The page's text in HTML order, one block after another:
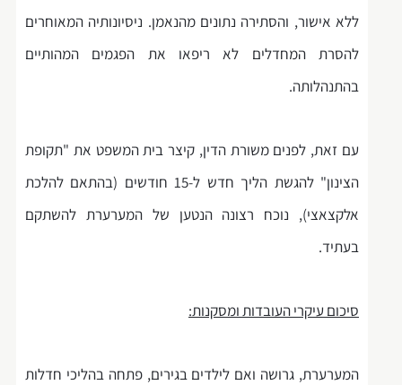
ללא אישור, והסתירה נתונים מהנאמן. ניסיונותיה המאוחרים
להסרת המחדלים לא ריפאו את הפגמים המהותיים
בהתנהלותה.
עם זאת, לפנים משורת הדין, קיצר בית המשפט את "תקופת
הצינון" להגשת הליך חדש ל-15 חודשים (בהתאם להלכת
אלקצאצי), נוכח רצונה הנטען של המערערת להשתקם
בעתיד.
סיכום עיקרי העובדות ומסקנות:
המערערת, גרושה ואם לילדים בגירים, פתחה בהליכי חדלות